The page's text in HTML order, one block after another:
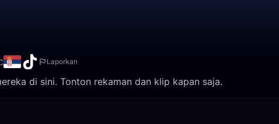
Laporkan
di sini. Tonton rekaman dan klip kapan saja.